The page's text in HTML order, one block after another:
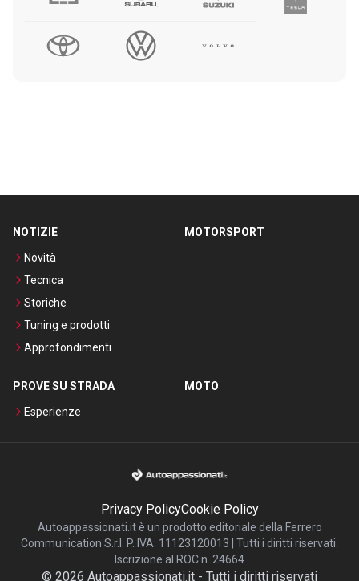
NOTIZIE
Novità
Tecnica
Storiche
Tuning e prodotti
Approfondimenti
MOTORSPORT
PROVE SU STRADA
Esperienze
MOTO
Privacy PolicyCookie Policy
Autoappassionati.it è un prodotto editoriale della Ferrero
Communication S.r.l. P. IVA: 11123120013 | Tutti i diritti riservati.
Iscrizione al ROC n. 24664
© 2026 Autoappassionati.it - Tutti i diritti riservati